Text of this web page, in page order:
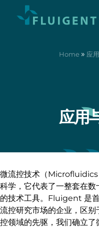
Home » 应
应用
微流控技术（Microfluidics
科学，它代表了一整套在
的技术工具。Fluigent 是
流控研究市场的企业，区
控领域的先驱，我们确立